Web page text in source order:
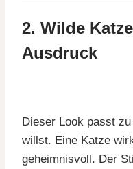
2. Wilde
Ausdruck
Dieser Look passt
willst. Eine Katze
geheimnisvoll. Der